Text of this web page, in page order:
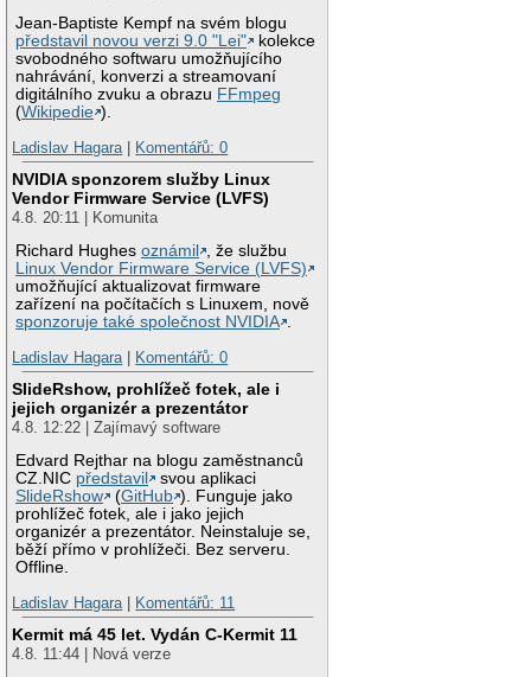
Jean-Baptiste Kempf na svém blogu
představil novou verzi 9.0 "Lei"
kolekce
svobodného softwaru umožňujícího
nahrávání, konverzi a streamovaní
digitálního zvuku a obrazu FFmpeg
(Wikipedie ).
Ladislav Hagara| Komentářů: 0
NVIDIA sponzorem služby Linux
Vendor Firmware Service (LVFS)
4.8. 20:11 | Komunita
Richard Hughesoznámil
, že službu
Linux Vendor Firmware Service (LVFS)
umožňující aktualizovat firmware
zařízení na počítačích s Linuxem, nově
sponzoruje také společnost NVIDIA .
Ladislav Hagara| Komentářů: 0
SlideRshow, prohlížeč fotek, ale i
jejich organizér a prezentátor
4.8. 12:22 | Zajímavý software
Edvard Rejthar na blogu zaměstnanců
CZ.NIC představil
svou aplikaci
SlideRshow
(GitHub ). Funguje jako
prohlížeč fotek, ale i jako jejich
organizér a prezentátor. Neinstaluje se,
běží přímo v prohlížeči. Bez serveru.
Offline.
Ladislav Hagara| Komentářů: 11
Kermit má 45 let. Vydán C-Kermit 11
4.8. 11:44 | Nová verze